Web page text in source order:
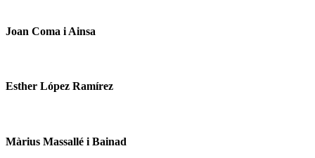
Joan Coma i Ainsa
Esther López Ramírez
Màrius Massallé i Bainad